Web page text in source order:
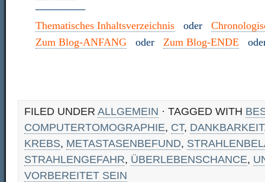
————
Thematisches Inhaltsverzeichnis oder
Zum Blog-ANFANG
oder Zum Blog-ENDE
FILED UNDER ALLGEMEIN · TAGGED WITH
COMPUTERTOMOGRAPHIE, CT, DANKBARKEIT
KREBS, METASTASENBEFUND,
STRAHLENGEFAHR, ÜBERLEBENSCHANCE,
VORBEREITET SEIN